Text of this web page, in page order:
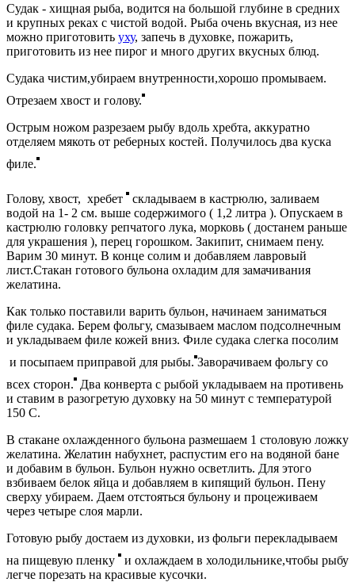
Судак - хищная рыба, водится на большой глубине в средних
и крупных реках с чистой водой. Рыба очень вкусная, из нее
можно приготовить уху, запечь в духовке, пожарить,
приготовить из нее пирог и много других вкусных блюд.
Судака чистим,убираем внутренности,хорошо промываем.
Отрезаем хвост и голову.
Острым ножом разрезаем рыбу вдоль хребта, аккуратно
отделяем мякоть от реберных костей. Получилось два куска
филе.
Голову, хвост, хребет
складываем в кастрюлю, заливаем
водой на 1- 2 см. выше содержимого ( 1,2 литра ). Опускаем в
кастрюлю головку репчатого лука, морковь ( достанем раньше
для украшения ), перец горошком. Закипит, снимаем пену.
Варим 30 минут. В конце солим и добавляем лавровый
лист.Стакан готового бульона охладим для замачивания
желатина.
Как только поставили варить бульон, начинаем заниматься
филе судака. Берем фольгу, смазываем маслом подсолнечным
и укладываем филе кожей вниз. Филе судака слегка посолим
и посыпаем приправой для рыбы. Заворачиваем фольгу со
всех сторон. Два конверта с рыбой укладываем на противень
и ставим в разогретую духовку на 50 минут с температурой
150 С.
В стакане охлажденного бульона размешаем 1 столовую ложку
желатина. Желатин набухнет, распустим его на водяной бане
и добавим в бульон. Бульон нужно осветлить. Для этого
взбиваем белок яйца и добавляем в кипящий бульон. Пену
сверху убираем. Даем отстояться бульону и процеживаем
через четыре слоя марли.
Готовую рыбу достаем из духовки, из фольги перекладываем
на пищевую пленку
и охлаждаем в холодильнике,чтобы рыбу
легче порезать на красивые кусочки.